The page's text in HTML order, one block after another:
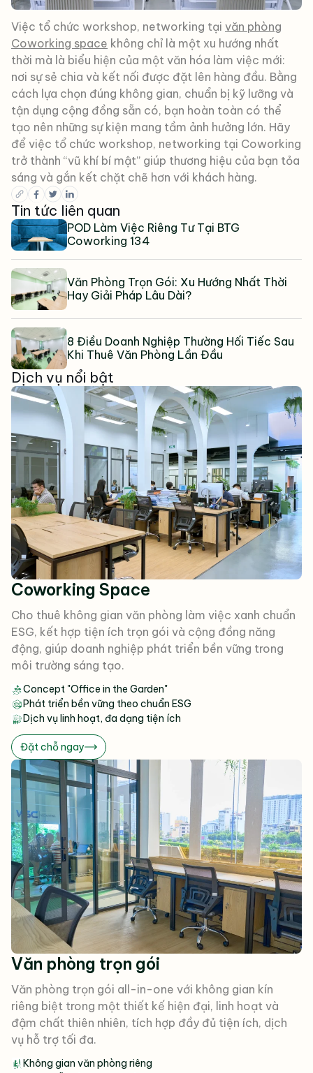
Việc tổ chức workshop, networking tại văn phòng
Coworking space không chỉ là một xu hướng nhất
thời mà là biểu hiện của một văn hóa làm việc mới:
nơi sự sẻ chia và kết nối được đặt lên hàng đầu. Bằng
cách lựa chọn đúng không gian, chuẩn bị kỹ lưỡng và
tận dụng cộng đồng sẵn có, bạn hoàn toàn có thể
tạo nên những sự kiện mang tầm ảnh hưởng lớn. Hãy
để việc tổ chức workshop, networking tại Coworking
trở thành “vũ khí bí mật” giúp thương hiệu của bạn tỏa
sáng và gắn kết chặt chẽ hơn với khách hàng.
Tin tức liên quan
POD Làm Việc Riêng Tư Tại BTG
Coworking 134
Văn Phòng Trọn Gói: Xu Hướng Nhất Thời
Hay Giải Pháp Lâu Dài?
8 Điều Doanh Nghiệp Thường Hối Tiếc Sau
Khi Thuê Văn Phòng Lần Đầu
Dịch vụ nổi bật
Coworking Space
Cho thuê không gian văn phòng làm việc xanh chuẩn
ESG, kết hợp tiện ích trọn gói và cộng đồng năng
động, giúp doanh nghiệp phát triển bền vững trong
môi trường sáng tạo.
Concept "Office in the Garden"
Phát triển bền vững theo chuẩn ESG
Dịch vụ linh hoạt, đa dạng tiện ích
Đặt chỗ ngay
Văn phòng trọn gói
Văn phòng trọn gói all-in-one với không gian kín
riêng biệt trong một thiết kế hiện đại, linh hoạt và
đậm chất thiên nhiên, tích hợp đầy đủ tiện ích, dịch
vụ hỗ trợ tối đa.
Không gian văn phòng riêng